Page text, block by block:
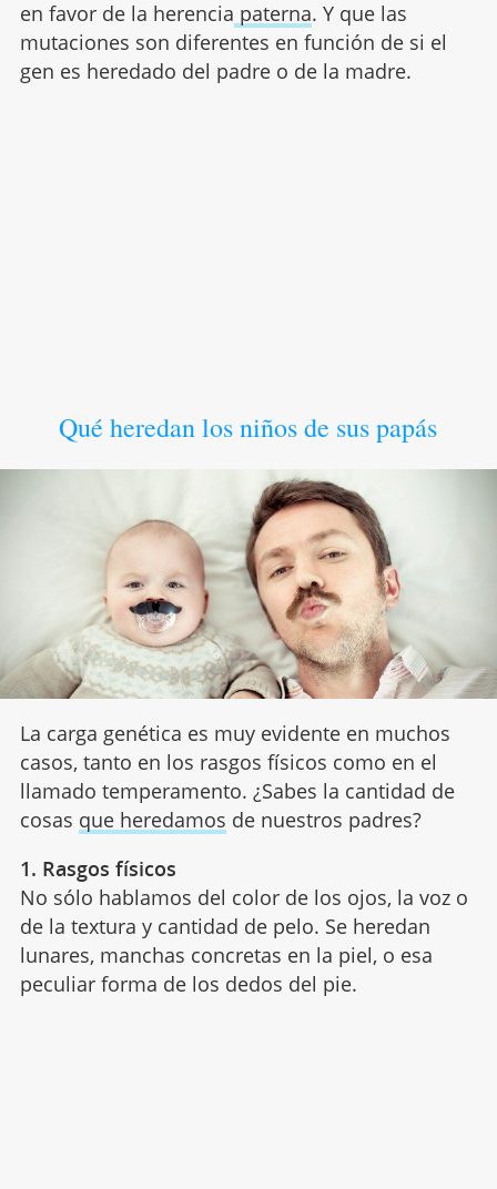
en favor de la herencia paterna. Y que las
mutaciones son diferentes en función de si el
gen es heredado del padre o de la madre.
Qué heredan los niños de sus papás
La carga genética es muy evidente en muchos
casos, tanto en los rasgos físicos como en el
llamado temperamento. ¿Sabes la cantidad de
cosas que heredamos de nuestros padres?
1. Rasgos físicos
No sólo hablamos del color de los ojos, la voz o
de la textura y cantidad de pelo. Se heredan
lunares, manchas concretas en la piel, o esa
peculiar forma de los dedos del pie.